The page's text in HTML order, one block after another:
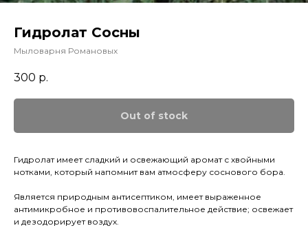
Гидролат Сосны
Мыловарня Романовых
300 р.
Out of stock
Гидролат имеет сладкий и освежающий аромат с хвойными
нотками, который напомнит вам атмосферу соснового бора.
Является природным антисептиком, имеет выраженное
антимикробное и противовоспалительное действие; освежает
и дезодорирует воздух.